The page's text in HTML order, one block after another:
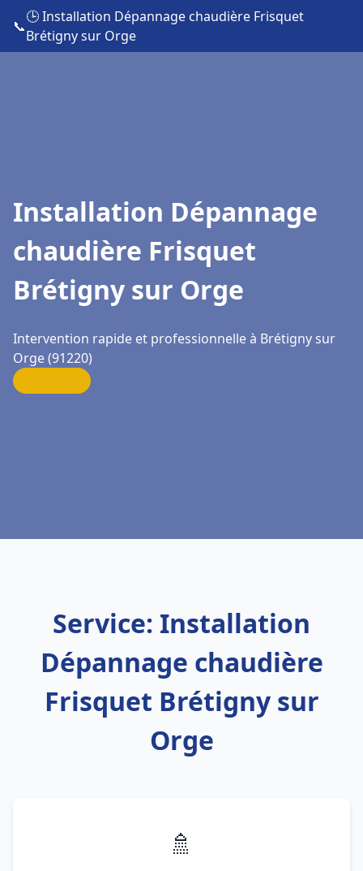
📞
🕒 Installation Dépannage chaudière Frisquet
Brétigny sur Orge
Installation Dépannage
chaudière Frisquet
Brétigny sur Orge
Intervention rapide et professionnelle à Brétigny sur
Orge (91220)
Service: Installation
Dépannage chaudière
Frisquet Brétigny sur
Orge
🚿